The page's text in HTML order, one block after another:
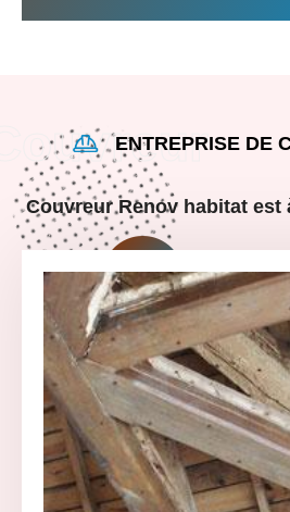
ENTREPRISE DE
Couvreur Renov habitat